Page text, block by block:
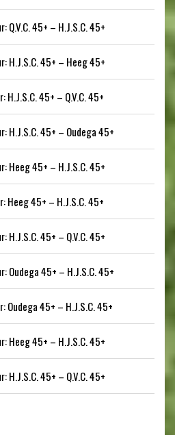
Q.V.C. 45+ – H.J.S.C. 45+
H.J.S.C. 45+ – Heeg 45+
H.J.S.C. 45+ – Q.V.C. 45+
H.J.S.C. 45+ – Oudega 45+
Heeg 45+ – H.J.S.C. 45+
Heeg 45+ – H.J.S.C. 45+
H.J.S.C. 45+ – Q.V.C. 45+
Oudega 45+ – H.J.S.C. 45+
Oudega 45+ – H.J.S.C. 45+
Heeg 45+ – H.J.S.C. 45+
H.J.S.C. 45+ – Q.V.C. 45+